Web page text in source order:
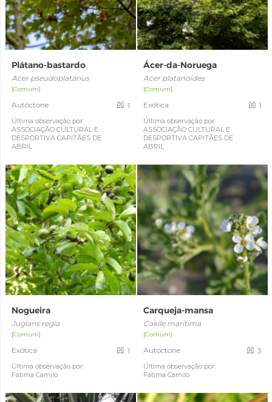
Plátano-bastardo
Acer pseudoplatanus
[Comum]
Autóctone
Última observação por:
ASSOCIAÇÃO CULTURAL E
DESPORTIVA CAPITÃES DE
ABRIL
1
Ácer-da-Noruega
Acer platanoides
[Comum]
Exótica
Última observação por:
ASSOCIAÇÃO CULTURAL E
DESPORTIVA CAPITÃES DE
ABRIL
1
Nogueira
Juglans regia
[Comum]
Exótica
Última observação por:
Fatima Camilo
1
Carqueja-mansa
Cakile maritima
[Comum]
Autóctone
Última observação por:
Fatima Camilo
3